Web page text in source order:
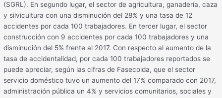
(SGRL). En segundo lugar, el sector de agricultura, ganadería, caza
y silvicultura con una disminución del 28% y una tasa de 12
accidentes por cada 100 trabajadores. En tercer lugar, el sector
construcción con 9 accidentes por cada 100 trabajadores y una
disminución del 5% frente al 2017. Con respecto al aumento de la
tasa de accidentalidad, por cada 100 trabajadores reportados se
puede apreciar, según las cifras de Fasecolda, que el sector
servicio doméstico tuvo un aumento del 17% comparado con 2017,
administración pública un 4% y servicios comunitarios, sociales y